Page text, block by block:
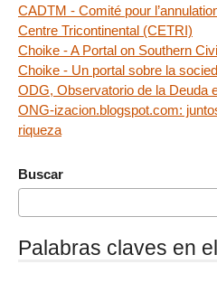
CADTM - Comité pour
Centre Tricontinental (CETRI)
Choike - A Portal on Southern
Choike - Un portal sobre la
ODG, Observatorio de la Deuda
ONG-izacion.blogspot.com:
riqueza
Buscar
Palabras claves en